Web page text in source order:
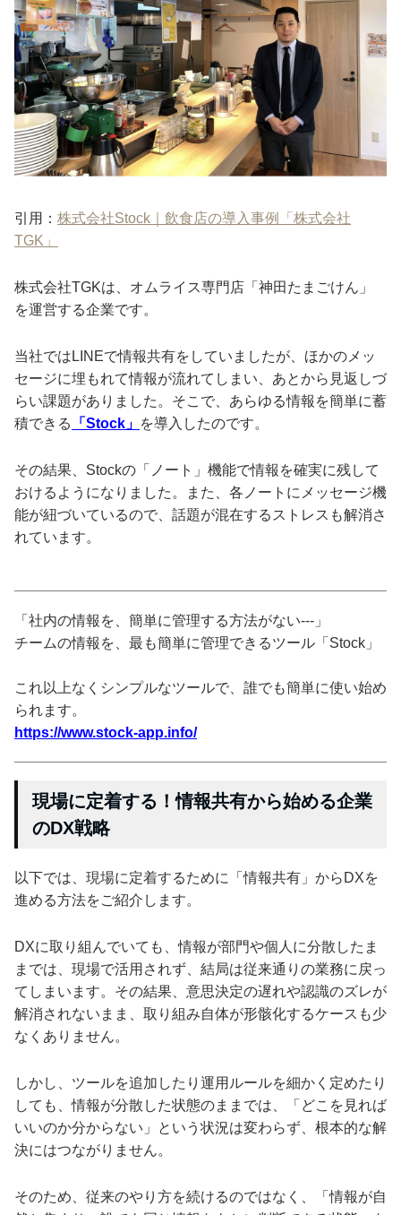
引用： 株式会社Stock｜飲食店の導入事例「株式会社
TGK」
株式会社TGKは、オムライス専門店「神田たまごけん」
を運営する企業です。
当社ではLINEで情報共有をしていましたが、ほかのメッ
セージに埋もれて情報が流れてしまい、あとから見返しづ
らい課題がありました。そこで、あらゆる情報を簡単に蓄
積できる
「Stock」 を導入したのです。
その結果、Stockの「ノート」機能で情報を確実に残して
おけるようになりました。また、各ノートにメッセージ機
能が紐づいているので、話題が混在するストレスも解消さ
れています。
「社内の情報を、簡単に管理する方法がない---」
チームの情報を、最も簡単に管理できるツール「Stock」
これ以上なくシンプルなツールで、誰でも簡単に使い始め
られます。
https://www.stock-app.info/
現場に定着する！情報共有から始める企業
のDX戦略
以下では、現場に定着するために「情報共有」からDXを
進める方法をご紹介します。
DXに取り組んでいても、情報が部門や個人に分散したま
までは、現場で活用されず、結局は従来通りの業務に戻っ
てしまいます。その結果、意思決定の遅れや認識のズレが
解消されないまま、取り組み自体が形骸化するケースも少
なくありません。
しかし、ツールを追加したり運用ルールを細かく定めたり
しても、情報が分散した状態のままでは、「どこを見れば
いいのか分からない」という状況は変わらず、根本的な解
決にはつながりません。
そのため、従来のやり方を続けるのではなく、「情報が自